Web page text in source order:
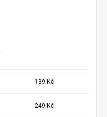
139 Kč
249 Kč